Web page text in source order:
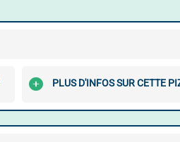
PLUS D'INFOS SUR CETTE